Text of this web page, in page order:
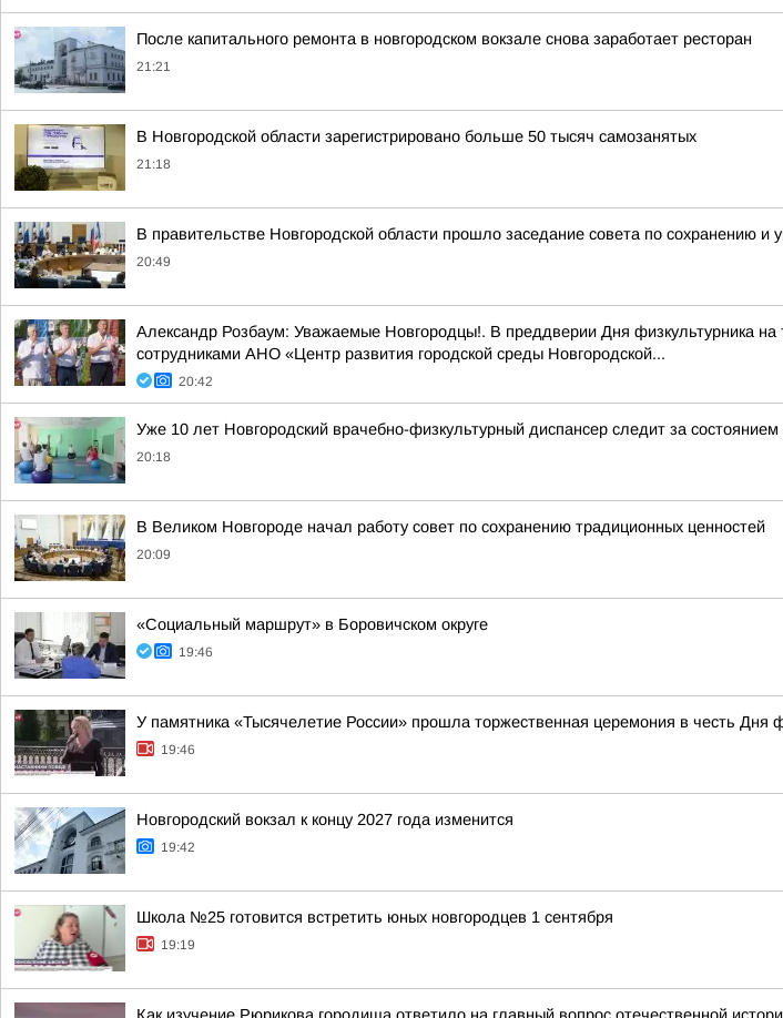
После капитального ремонта в новгородском вокзале снова заработает ресторан
21:21
В Новгородской области зарегистрировано больше 50 тысяч самозанятых
21:18
В правительстве Новгородской области прошло заседание совета по сохранению
20:49
Александр Розбаум: Уважаемые Новгородцы!. В преддверии Дня физкультурника
сотрудниками АНО «Центр развития городской среды Новгородской...
20:42
Уже 10 лет Новгородский врачебно-физкультурный диспансер следит за состоянием
20:18
В Великом Новгороде начал работу совет по сохранению традиционных ценностей
20:09
«Социальный маршрут» в Боровичском округе
19:46
У памятника «Тысячелетие России» прошла торжественная церемония в честь Дня
19:46
Новгородский вокзал к концу 2027 года изменится
19:42
Школа №25 готовится встретить юных новгородцев 1 сентября
19:19